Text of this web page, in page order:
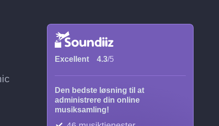
Excellent 4.3/5
Den bedste løsning til at
administrere din online
musiksamling!